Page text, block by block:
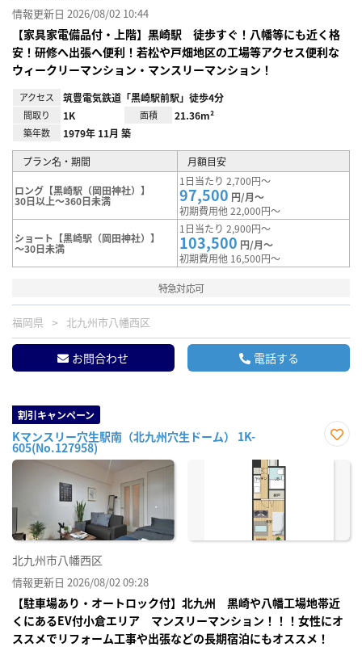
情報更新日 2026/08/02 10:44
【家具家電備品付・上階】黒崎駅 徒歩すぐ！八幡等にも近く格
安！研修へ出張へ便利！若松や戸畑地区の工場等アクセス便利な
ウィークリーマンション・マンスリーマンション！
アクセス 筑豊電気鉄道「黒崎駅前駅」徒歩4分
間取り 1K 面積 21.36m²
築年数 1979年 11月 築
プラン名・期間 月額目安
ロング【黒崎駅（岡田神社）】
30日以上～360日未満
1日当たり 2,700円～
97,500 円/月～
初期費用他 22,000円～
ショート【黒崎駅（岡田神社）】
～30日未満
1日当たり 2,900円～
103,500 円/月～
初期費用他 16,500円～
特急対応可
福岡県 北九州市八幡西区
お問合わせ 電話する
割引キャンペーン
Kマンスリー穴生駅南（北九州穴生ドーム） 1K-
605(No.127958)
に入
北九州市八幡西区
情報更新日 2026/08/02 09:28
【駐車場あり・オートロック付】北九州 黒崎や八幡工場地帯近
くにあるEV付小倉エリア マンスリーマンション！！！女性にオ
ススメでリフォーム工事や出張などの長期宿泊にもオススメ！